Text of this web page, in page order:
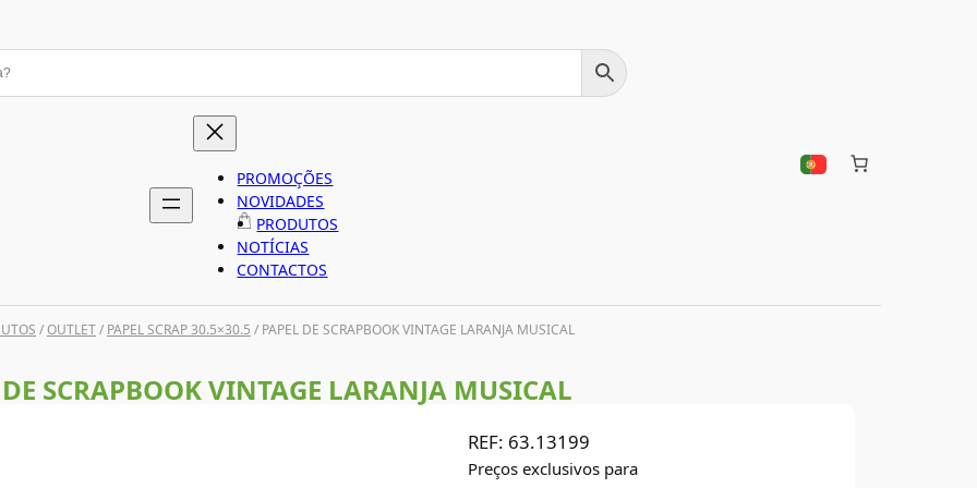
PROMOÇÕES
NOVIDADES
PRODUTOS
NOTÍCIAS
CONTACTOS
/OUTLET/ PAPEL SCRAP 30.5×30.5 / PAPEL DE SCRAPBOOK VINTAGE LARANJA MUSICAL
SCRAPBOOK VINTAGE LARANJA MUSICAL
REF: 63.13199
Preços exclusivos para